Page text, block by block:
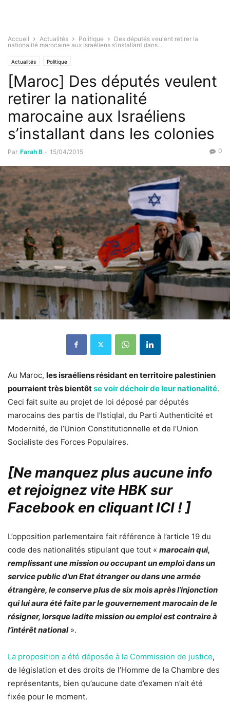
Accueil Actualités Politique
Des députés veulent retirer la
nationalité marocaine aux Israéliens s’installant dans...
Actualités Politique
[Maroc] Des députés veulent
retirer la nationalité
marocaine aux Israéliens
s’installant dans les colonies
Par Farah B - 15/04/2015 0
Au Maroc, les israéliens résidant en territoire palestinien
pourraient très bientôtse voir déchoir de leur nationalité.
Ceci fait suite au projet de loi déposé par députés
marocains des partis de l’Istiqlal, du Parti Authenticité et
Modernité, de l’Union Constitutionnelle et de l’Union
Socialiste des Forces Populaires.
[Ne manquez plus aucune info
et rejoignez vite HBK sur
Facebook en cliquant ICI !]
L’opposition parlementaire fait référence à l’article 19 du
code des nationalités stipulant que tout « marocain qui,
remplissant une mission ou occupant un emploi dans un
service public d’un Etat étranger ou dans une armée
étrangère, le conserve plus de six mois après l’injonction
qui lui aura été faite par le gouvernement marocain de le
résigner, lorsque ladite mission ou emploi est contraire à
l’intérêt national ».
La proposition a été déposée à la Commission de justice,
de législation et des droits de l’Homme de la Chambre des
représentants, bien qu’aucune date d’examen n’ait été
fixée pour le moment.